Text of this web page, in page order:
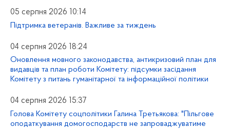
05 серпня 2026 10:14
Підтримка ветеранів. Важливе за тиждень
04 серпня 2026 18:24
Оновлення мовного законодавства, антикризовий план для
видавців та план роботи Комітету: підсумки засідання
Комітету з питань гуманітарної та інформаційної політики
04 серпня 2026 15:37
Голова Комітету соцполітики Галина Третьякова: "Пільгове
оподаткування домогосподарств не запроваджуватиме